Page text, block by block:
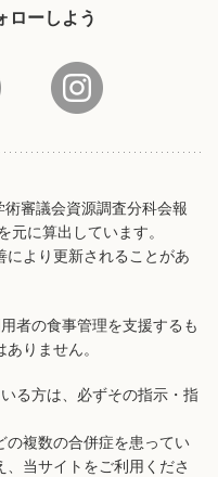
ローしよう
審議会資源調査分科会報
に算出しています。
により更新されることがあ
者の食事管理を支援するも
りません。
る方は、必ずその指示・指
の複数の合併症を患ってい
当サイトをご利用くださ